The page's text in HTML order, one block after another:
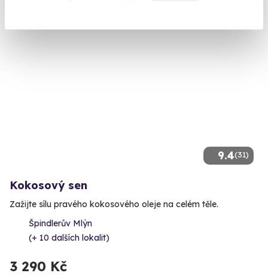
9.4(31)
Kokosový sen
Zažijte sílu pravého kokosového oleje na celém těle.
Špindlerův Mlýn
(+ 10 dalších lokalit)
3 290 Kč